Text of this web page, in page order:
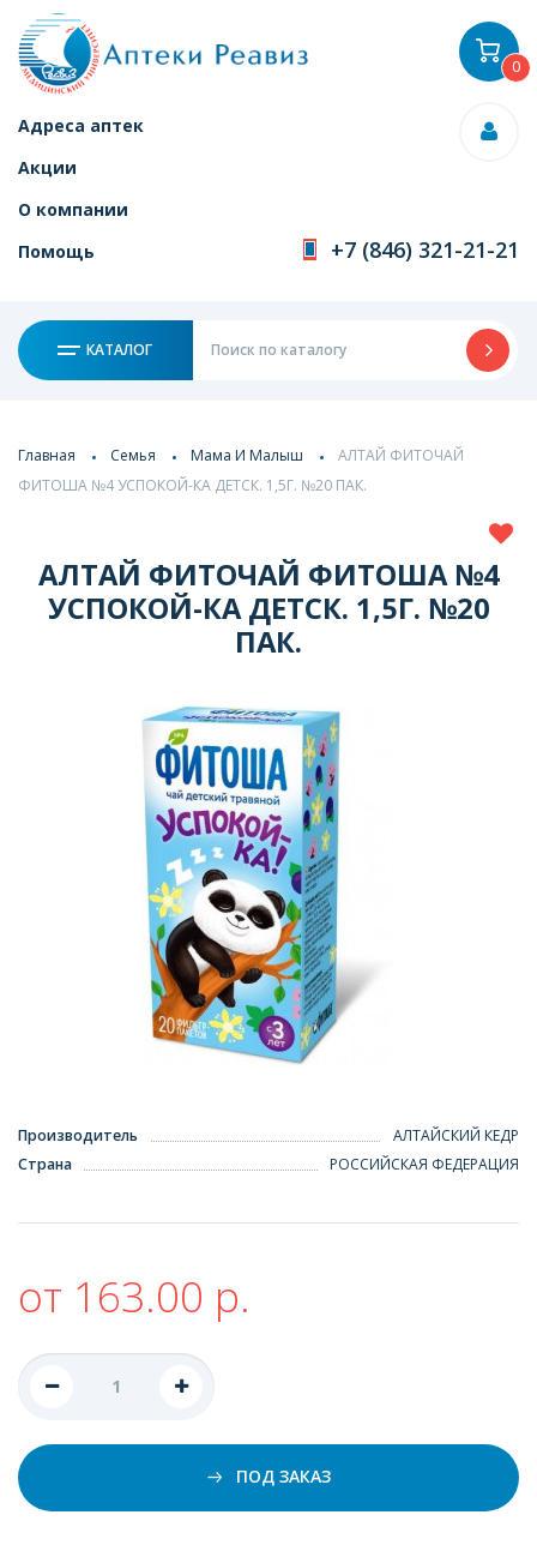
Адреса аптек
Акции
О компании
Помощь
+7 (846) 321-21-21
КАТАЛОГ
0
Главная Семья Мама И Малыш
АЛТАЙ ФИТОЧАЙ
ФИТОША №4 УСПОКОЙ-КА ДЕТСК. 1,5Г. №20 ПАК.
АЛТАЙ ФИТОЧАЙ ФИТОША №4
УСПОКОЙ-КА ДЕТСК. 1,5Г. №20
ПАК.
Производитель
АЛТАЙСКИЙ КЕДР
Страна
РОССИЙСКАЯ ФЕДЕРАЦИЯ
от 163.00 р.
ПОД ЗАКАЗ